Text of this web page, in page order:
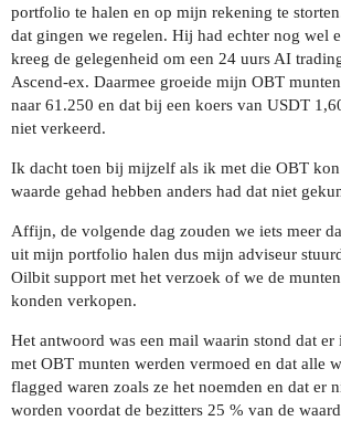
portfolio te halen en op mijn rekening te
dat gingen we regelen. Hij had echter nog wel
kreeg de gelegenheid om een 24 uurs AI
Ascend-ex. Daarmee groeide mijn OBT
naar 61.250 en dat bij een koers van USDT
niet verkeerd.
Ik dacht toen bij mijzelf als ik met die OBT kon
waarde gehad hebben anders had dat niet
Affijn, de volgende dag zouden we iets meer
uit mijn portfolio halen dus mijn adviseur
Oilbit support met het verzoek of we de
konden verkopen.
Het antwoord was een mail waarin stond dat er
met OBT munten werden vermoed en dat alle
flagged waren zoals ze het noemden en dat er
worden voordat de bezitters 25 % van de